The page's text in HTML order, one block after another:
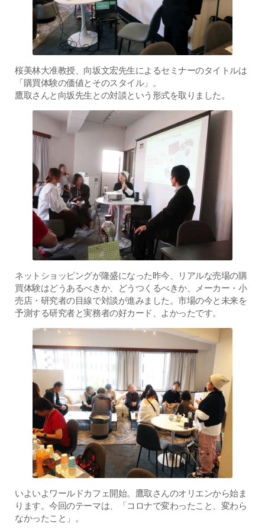
桜美林大准教授、向坂文宏先生によるセミナーのタイトルは
「購買体験の価値とそのスタイル」。
鷹取さんと向坂先生との対談という形式を取りました。
ネットショッピングが隆盛になった昨今、リアルな売場の購
買体験はどうあるべきか、どうつくるべきか、メーカー・小
売店・研究者の目線で対談が進みました。市場の今と未来を
予測する研究者と実務者の好カード、よかったです。
いよいよワールドカフェ開始。鷹取さんのオリエンから始ま
ります。今回のテーマは、「コロナで変わったこと、変わら
なかったこと」。